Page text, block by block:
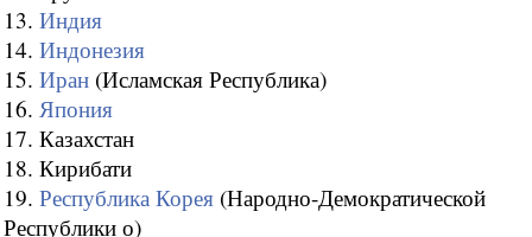
13. Индия
14. Индонезия
15. Иран (Исламская Республика)
16. Япония
17. Казахстан
18. Кирибати
19. Республика Корея (Народно-Демократической
Республики о)